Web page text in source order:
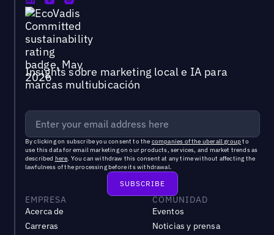
Insights sobre marketing local e IA para
marcas multiubicación
By clicking on subscribe you consent to the companies of the uberall groupto
use this data for email marketing on our products, services, and market trends as
described here. You can withdraw this consent at any time without affecting the
lawfulness of the processing before its withdrawal.
EMPRESA
Acerca de
Carreras
COMUNIDAD
Eventos
Noticias y prensa